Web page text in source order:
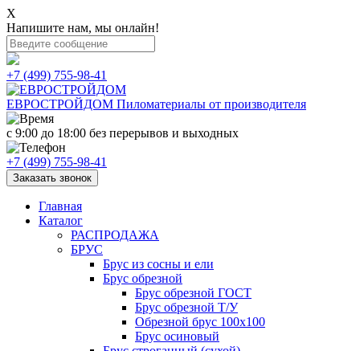
X
Напишите нам, мы онлайн!
+7 (499) 755-98-41
ЕВРОСТРОЙДОМ Пиломатериалы от производителя
с 9:00 до 18:00 без перерывов и выходных
+7 (499) 755-98-41
Заказать звонок
Главная
Каталог
РАСПРОДАЖА
БРУС
Брус из сосны и ели
Брус обрезной
Брус обрезной ГОСТ
Брус обрезной Т/У
Обрезной брус 100х100
Брус осиновый